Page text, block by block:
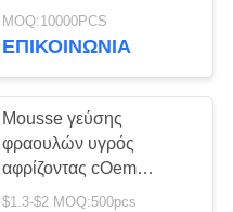
58
αντιβακτηριακή
οδοντόκρεμα Κρατήστε
MOQ:10000PCS
ΕΠΙΚΟΙΝΩΝΊΑ
Mousse γεύσης
φραουλών υγρός
αφρίζοντας cOem
οδοντόπαστας 60ml
$1.3-$2 MOQ:500pcs